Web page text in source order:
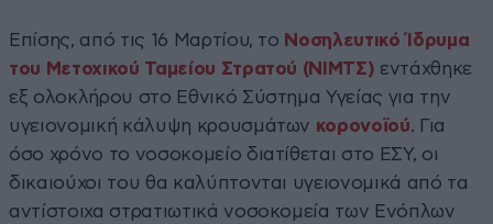
Επίσης, από τις 16 Μαρτίου, το Νοσηλευτικό Ίδρυμα
του Μετοχικού Ταμείου Στρατού (ΝΙΜΤΣ) εντάχθηκε
εξ ολοκλήρου στο Εθνικό Σύστημα Υγείας για την
υγειονομική κάλυψη κρουσμάτων κορονοϊού. Για
όσο χρόνο το νοσοκομείο διατίθεται στο ΕΣΥ, οι
δικαιούχοι του θα καλύπτονται υγειονομικά από τα
αντίστοιχα στρατιωτικά νοσοκομεία των Ενόπλων